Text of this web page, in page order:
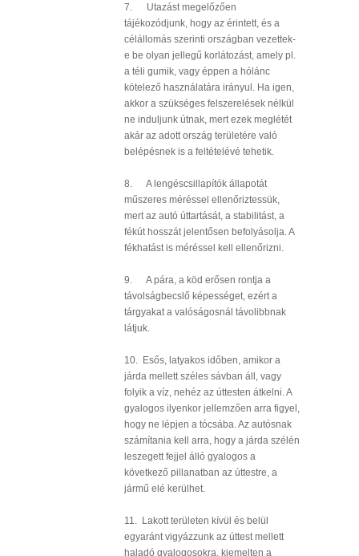
7. Utazást megelőzően
tájékozódjunk, hogy az érintett, és a
célállomás szerinti országban vezettek-
e be olyan jellegű korlátozást, amely pl.
a téli gumik, vagy éppen a hólánc
kötelező használatára irányul. Ha igen,
akkor a szükséges felszerelések nélkül
ne induljunk útnak, mert ezek meglétét
akár az adott ország területére való
belépésnek is a feltételévé tehetik.
8. A lengéscsillapítók állapotát
műszeres méréssel ellenőriztessük,
mert az autó úttartását, a stabilitást, a
fékút hosszát jelentősen befolyásolja. A
fékhatást is méréssel kell ellenőrizni.
9. A pára, a köd erősen rontja a
távolságbecslő képességet, ezért a
tárgyakat a valóságosnál távolibbnak
látjuk.
10. Esős, latyakos időben, amikor a
járda mellett széles sávban áll, vagy
folyik a víz, nehéz az úttesten átkelni. A
gyalogos ilyenkor jellemzően arra figyel,
hogy ne lépjen a tócsába. Az autósnak
számítania kell arra, hogy a járda szélén
leszegett fejjel álló gyalogos a
következő pillanatban az úttestre, a
jármű elé kerülhet.
11. Lakott területen kívül és belül
egyaránt vigyázzunk az úttest mellett
haladó gyalogosokra, kiemelten a